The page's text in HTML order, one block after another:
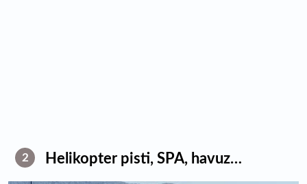
2 Helikopter pisti, SPA, havuz…